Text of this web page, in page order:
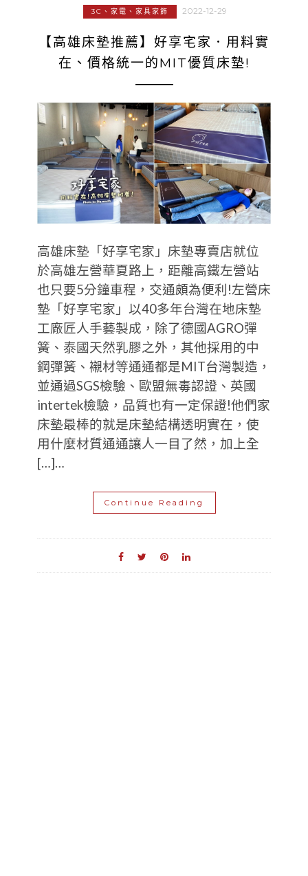
3C、家電、家具家飾 2022-12-29
【高雄床墊推薦】好享宅家．用料實
在、價格統一的MIT優質床墊!
高雄床墊「好享宅家」床墊專賣店就位
於高雄左營華夏路上，距離高鐵左營站
也只要5分鐘車程，交通頗為便利!左營床
墊「好享宅家」以40多年台灣在地床墊
工廠匠人手藝製成，除了德國AGRO彈
簧、泰國天然乳膠之外，其他採用的中
鋼彈簧、襯材等通通都是MIT台灣製造，
並通過SGS檢驗、歐盟無毒認證、英國
intertek檢驗，品質也有一定保證!他們家
床墊最棒的就是床墊結構透明實在，使
用什麼材質通通讓人一目了然，加上全
[…]…
Continue Reading